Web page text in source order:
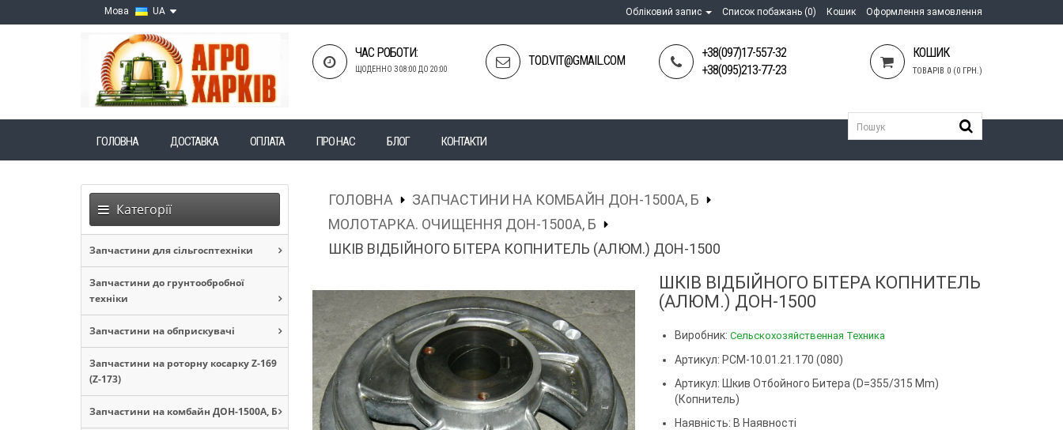
Мова UA Обліковий запис Список побажань (0) Кошик Оформлення замовлення
ЧАС РОБОТИ:
ЩОДЕННО З 08:00 ДО 20:00
TOD.VIT@GMAIL.COM
+38(097)17-557-32
+38(095)213-77-23
КОШИК
ТОВАРІВ 0 (0 ГРН.)
ГОЛОВНА ДОСТАВКА ОПЛАТА ПРО НАС БЛОГ КОНТАКТИ
Категорії
Запчастини для сільгосптехніки
Запчастини до грунтообробної
техніки
Запчастини на обприскувачі
Запчастини на роторну косарку Z-169
(Z-173)
Запчастини на комбайн ДОН-1500А, Б
ГОЛОВНА
ЗАПЧАСТИНИ НА КОМБАЙН ДОН-1500А, Б
МОЛОТАРКА. ОЧИЩЕННЯ ДОН-1500А, Б
ШКІВ ВІДБІЙНОГО БІТЕРА КОПНИТЕЛЬ (АЛЮМ.) ДОН-1500
ШКІВ ВІДБІЙНОГО БІТЕРА КОПНИТЕЛЬ
(АЛЮМ.) ДОН-1500
Виробник:Сельскохозяйственная Техника
Артикул: РСМ-10.01.21.170 (080)
Артикул: Шкив Отбойного Битера (d=355/315 Mm)
(копнитель)
Наявність: В Наявності